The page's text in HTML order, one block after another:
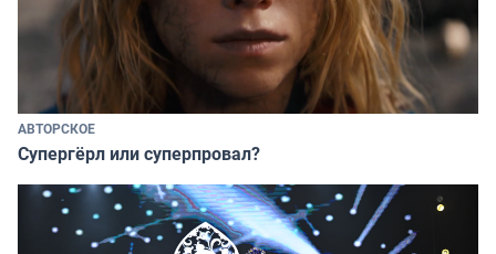
АВТОРСКОЕ
Супергёрл или суперпровал?